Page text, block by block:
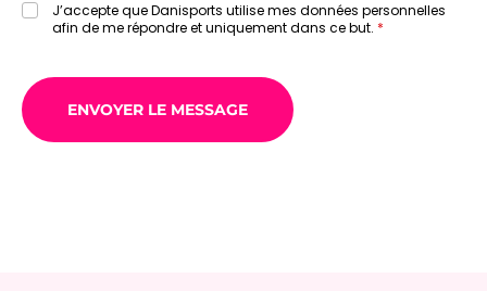
J’accepte que Danisports utilise mes données personnelles
afin de me répondre et uniquement dans ce but.